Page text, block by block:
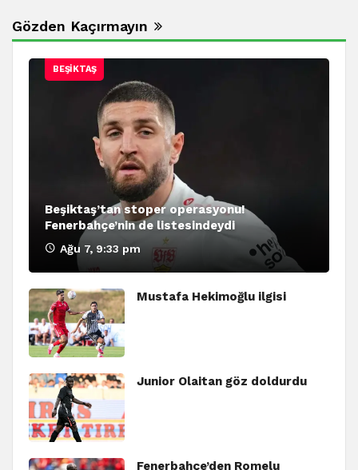
Gözden Kaçırmayın
BEŞIKTAŞ
Beşiktaş’tan stoper operasyonu!
Fenerbahçe’nin de listesindeydi
Ağu 7, 9:33 pm
Mustafa Hekimoğlu ilgisi
Junior Olaitan göz doldurdu
Fenerbahçe’den Romelu